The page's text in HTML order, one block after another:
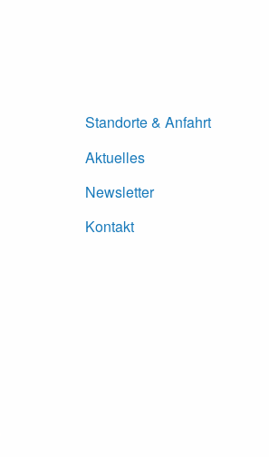
Standorte & Anfahrt
Aktuelles
Newsletter
Kontakt